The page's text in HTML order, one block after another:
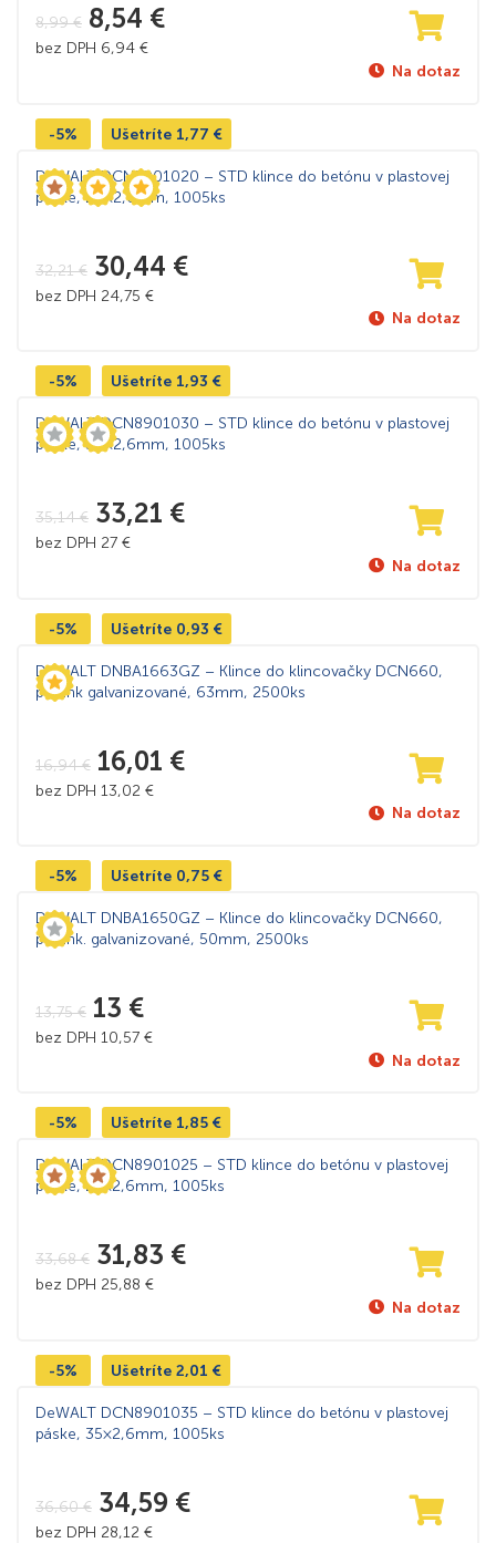
8,99€ 8,54 €
bez DPH 6,94 €
Na dotaz
-5% Ušetríte 1,77 €
DeWALT DCN8901020 – STD klince do betónu v plastovej
páske, 20×2,6mm, 1005ks
32,21€ 30,44 €
bez DPH 24,75 €
Na dotaz
-5% Ušetríte 1,93 €
DeWALT DCN8901030 – STD klince do betónu v plastovej
páske, 30×2,6mm, 1005ks
35,14€ 33,21 €
bez DPH 27 €
Na dotaz
-5% Ušetríte 0,93 €
DeWALT DNBA1663GZ – Klince do klincovačky DCN660,
pozink galvanizované, 63mm, 2500ks
16,94€ 16,01 €
bez DPH 13,02 €
Na dotaz
-5% Ušetríte 0,75 €
DeWALT DNBA1650GZ – Klince do klincovačky DCN660,
pozink. galvanizované, 50mm, 2500ks
13,75€ 13 €
bez DPH 10,57 €
Na dotaz
-5% Ušetríte 1,85 €
DeWALT DCN8901025 – STD klince do betónu v plastovej
páske, 25×2,6mm, 1005ks
33,68€ 31,83 €
bez DPH 25,88 €
Na dotaz
-5% Ušetríte 2,01 €
DeWALT DCN8901035 – STD klince do betónu v plastovej
páske, 35×2,6mm, 1005ks
36,60€ 34,59 €
bez DPH 28,12 €